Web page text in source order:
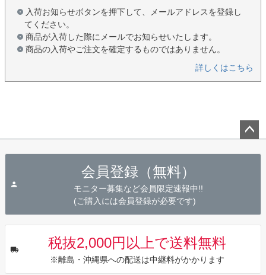
入荷お知らせボタンを押下して、メールアドレスを登録し
てください。
商品が入荷した際にメールでお知らせいたします。
商品の入荷やご注文を確定するものではありません。
詳しくはこちら
会員登録（無料）
モニター募集など会員限定速報中!!
(ご購入には会員登録が必要です)
税抜2,000円以上で送料無料
※離島・沖縄県への配送は中継料がかかります